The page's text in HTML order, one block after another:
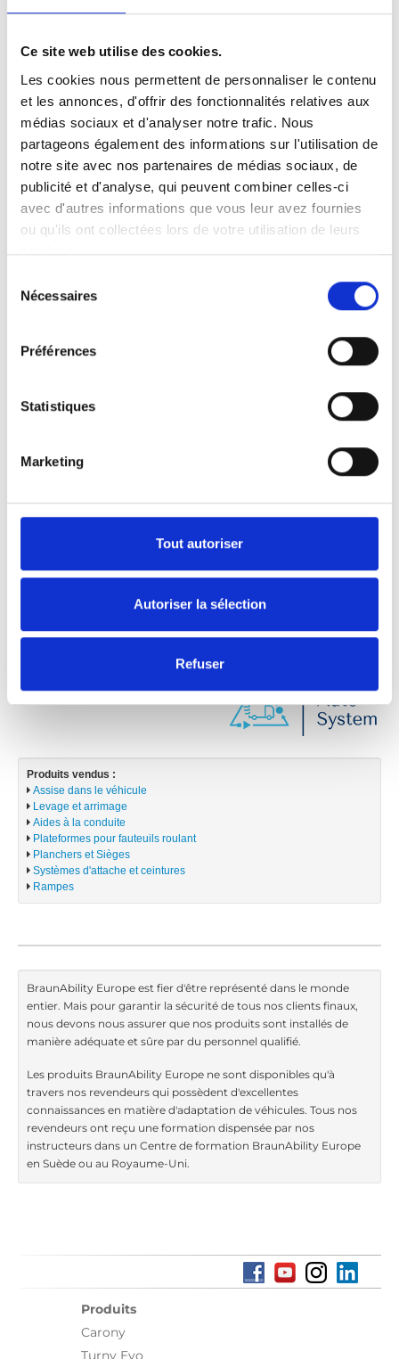
Ce site web utilise des cookies.
Les cookies nous permettent de personnaliser le contenu
et les annonces, d'offrir des fonctionnalités relatives aux
médias sociaux et d'analyser notre trafic. Nous
partageons également des informations sur l'utilisation de
notre site avec nos partenaires de médias sociaux, de
publicité et d'analyse, qui peuvent combiner celles-ci
avec d'autres informations que vous leur avez fournies
ou qu'ils ont collectées lors de votre utilisation de leurs
services.
Nécessaires
Préférences
Statistiques
Marketing
Tout autoriser
Autoriser la sélection
Refuser
Téléphone :Cliquez pour afficher
Contactez-nous :Cliquer pour envoyer un
message
Web :www.emico.pl
Levage et arrimage
Rampes
42-202 Częstochowa
Cliquez pour afficher
Contactez-nous :
Web :www.fc-autosystem.pl
Produits vendus :
Assise dans le véhicule
Levage et arrimage
Aides à la conduite
Plateformes pour fauteuils roulant
Planchers et Sièges
Systèmes d'attache et ceintures
Rampes
BraunAbility Europe est fier d'être représenté dans le monde
entier. Mais pour garantir la sécurité de tous nos clients finaux,
nous devons nous assurer que nos produits sont installés de
manière adéquate et sûre par du personnel qualifié.
Les produits BraunAbility Europe ne sont disponibles qu'à
travers nos revendeurs qui possèdent d'excellentes
connaissances en matière d'adaptation de véhicules. Tous nos
revendeurs ont reçu une formation dispensée par nos
instructeurs dans un Centre de formation BraunAbility Europe
en Suède ou au Royaume-Uni.
Produits
Carony
Turny Evo